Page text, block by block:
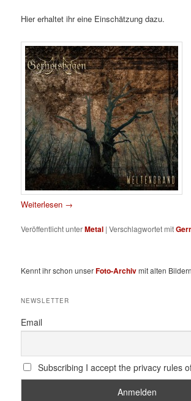
Hier erhaltet ihr eine Einschätzung dazu.
Weiterlesen →
Veröffentlicht unterMetal |Verschlagwortet mit
Kennt ihr schon unserFoto-Archivmit alten
NEWSLETTER
Email
Subscribing I accept the privacy rules